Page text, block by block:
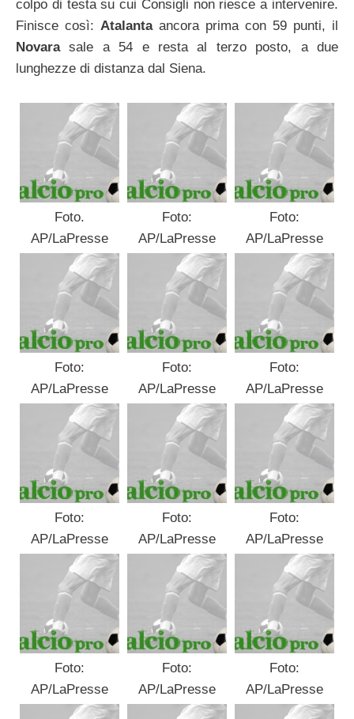
colpo di testa su cui Consigli non riesce a intervenire.
Finisce così: Atalanta ancora prima con 59 punti, il
Novarasale a 54 e resta al terzo posto, a due
lunghezze di distanza dal Siena.
Foto.
AP/LaPresse
Foto:
AP/LaPresse
Foto:
AP/LaPresse
Foto:
AP/LaPresse
Foto:
AP/LaPresse
Foto:
AP/LaPresse
Foto:
AP/LaPresse
Foto:
AP/LaPresse
Foto:
AP/LaPresse
Foto:
AP/LaPresse
Foto:
AP/LaPresse
Foto:
AP/LaPresse